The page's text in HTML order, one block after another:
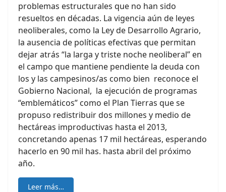
problemas estructurales que no han sido
resueltos en décadas. La vigencia aún de leyes
neoliberales, como la Ley de Desarrollo Agrario,
la ausencia de políticas efectivas que permitan
dejar atrás “la larga y triste noche neoliberal” en
el campo que mantiene pendiente la deuda con
los y las campesinos/as como bien reconoce el
Gobierno Nacional, la ejecución de programas
“emblemáticos” como el Plan Tierras que se
propuso redistribuir dos millones y medio de
hectáreas improductivas hasta el 2013,
concretando apenas 17 mil hectáreas, esperando
hacerlo en 90 mil has. hasta abril del próximo
año.
Leer más…